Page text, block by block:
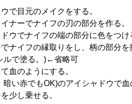
で目元のメイクをする。
ナーでナイフの刃の部分を作る。
ウでナイフの端の部分に色をつけ
ナイフの縁取りをし、柄の部分を
ルで塗る。)←省略可
血のようにする。
暗い赤でもOK)のアイシャドウで血
少し乗せる。